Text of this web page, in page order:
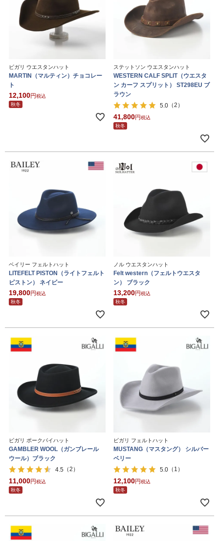
ビガリ ウエスタンハット
MARTIN（マルティン）チョコレー
ト
12,100
税込
秋冬
ステットソン ウエスタンハット
WESTERN CALF SPLIT（ウエスタ
ン カーフ スプリット） ST298EU ブ
ラウン
5.0 （2）
41,800
税込
秋冬
ベイリー フェルトハット
LITEFELT PISTON（ライトフェルト
ピストン） ネイビー
19,800
税込
秋冬
ノル ウエスタンハット
Felt western（フェルトウエスタ
ン） ブラック
13,200
税込
秋冬
ビガリ ポークパイハット
GAMBLER WOOL（ガンブレール
ウール）ブラック
4.5 （2）
11,000
税込
秋冬
ビガリ フェルトハット
MUSTANG（マスタング） シルバー
ベリー
5.0 （1）
12,100
税込
秋冬